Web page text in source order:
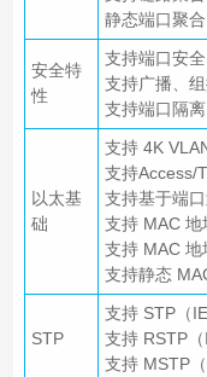
静态端口聚合
安全特
性
支持端口安全
支持广播、
支持端口隔离
以太基
础
支持 4K
支持Access/
支持基于端
支持 MAC 地
支持 MAC 地
支持静态
STP
支持 STP（
支持 RSTP（
支持 MSTP